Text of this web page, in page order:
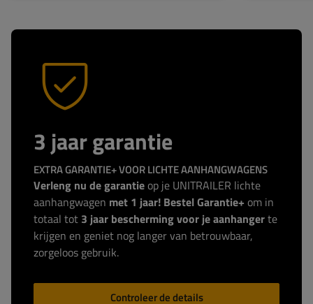
3 jaar garantie
EXTRA GARANTIE+ VOOR LICHTE AANHANGWAGENS
Verleng nu de garantie op je UNITRAILER lichte
aanhangwagen met 1 jaar! Bestel Garantie+ om in
totaal tot 3 jaar bescherming voor je aanhangerte
krijgen en geniet nog langer van betrouwbaar,
zorgeloos gebruik.
Controleer de details